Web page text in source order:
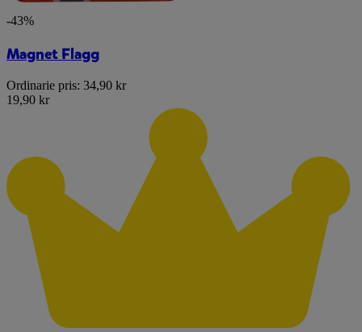
-43%
Magnet Flagg
Ordinarie pris: 34,90 kr
19,90 kr